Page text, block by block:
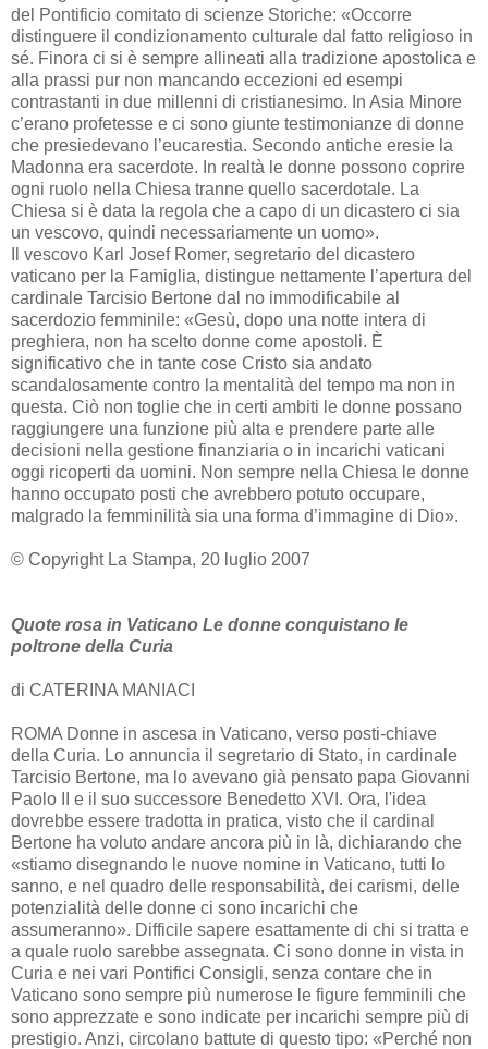
del Pontificio comitato di scienze Storiche: «Occorre
distinguere il condizionamento culturale dal fatto religioso in
sé. Finora ci si è sempre allineati alla tradizione apostolica e
alla prassi pur non mancando eccezioni ed esempi
contrastanti in due millenni di cristianesimo. In Asia Minore
c’erano profetesse e ci sono giunte testimonianze di donne
che presiedevano l’eucarestia. Secondo antiche eresie la
Madonna era sacerdote. In realtà le donne possono coprire
ogni ruolo nella Chiesa tranne quello sacerdotale. La
Chiesa si è data la regola che a capo di un dicastero ci sia
un vescovo, quindi necessariamente un uomo».
Il vescovo Karl Josef Romer, segretario del dicastero
vaticano per la Famiglia, distingue nettamente l’apertura del
cardinale Tarcisio Bertone dal no immodificabile al
sacerdozio femminile: «Gesù, dopo una notte intera di
preghiera, non ha scelto donne come apostoli. È
significativo che in tante cose Cristo sia andato
scandalosamente contro la mentalità del tempo ma non in
questa. Ciò non toglie che in certi ambiti le donne possano
raggiungere una funzione più alta e prendere parte alle
decisioni nella gestione finanziaria o in incarichi vaticani
oggi ricoperti da uomini. Non sempre nella Chiesa le donne
hanno occupato posti che avrebbero potuto occupare,
malgrado la femminilità sia una forma d’immagine di Dio».
© Copyright La Stampa, 20 luglio 2007
Quote rosa in Vaticano Le donne conquistano le
poltrone della Curia
di CATERINA MANIACI
ROMA Donne in ascesa in Vaticano, verso posti-chiave
della Curia. Lo annuncia il segretario di Stato, in cardinale
Tarcisio Bertone, ma lo avevano già pensato papa Giovanni
Paolo II e il suo successore Benedetto XVI. Ora, l'idea
dovrebbe essere tradotta in pratica, visto che il cardinal
Bertone ha voluto andare ancora più in là, dichiarando che
«stiamo disegnando le nuove nomine in Vaticano, tutti lo
sanno, e nel quadro delle responsabilità, dei carismi, delle
potenzialità delle donne ci sono incarichi che
assumeranno». Difficile sapere esattamente di chi si tratta e
a quale ruolo sarebbe assegnata. Ci sono donne in vista in
Curia e nei vari Pontifici Consigli, senza contare che in
Vaticano sono sempre più numerose le figure femminili che
sono apprezzate e sono indicate per incarichi sempre più di
prestigio. Anzi, circolano battute di questo tipo: «Perché non